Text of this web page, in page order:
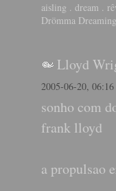
aisling . dream .
Drömma
Lloyd
2005-06-20, 06:16
sonho com
frank lloyd
a propulsao